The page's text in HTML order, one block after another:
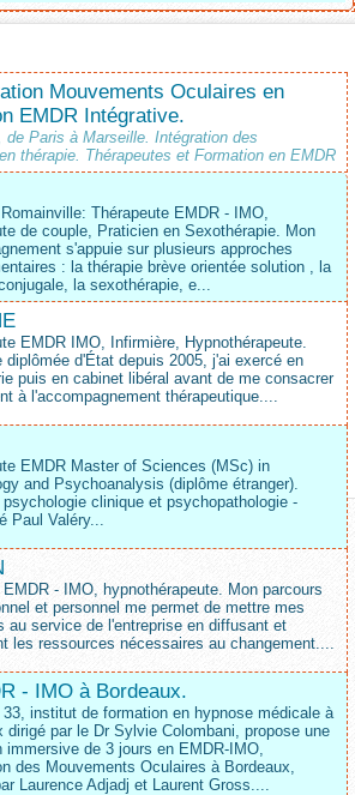
Mouvements Oculaires en
EMDR Intégrative.
Paris à Marseille. Intégration des
thérapie. Thérapeutes et Formation en EMDR
Thérapeute EMDR - IMO,
de couple, Praticien en Sexothérapie. Mon
s'appuie sur plusieurs approches
: la thérapie brève orientée solution , la
la sexothérapie, e...
EMDR IMO, Infirmière, Hypnothérapeute.
diplômée d'État depuis 2005, j'ai exercé en
puis en cabinet libéral avant de me consacrer
à l'accompagnement thérapeutique....
EMDR Master of Sciences (MSc) in
and Psychoanalysis (diplôme étranger).
psychologie clinique et psychopathologie -
Paul Valéry...
EMDR - IMO, hypnothérapeute. Mon parcours
et personnel me permet de mettre mes
au service de l'entreprise en diffusant et
les ressources nécessaires au changement....
- IMO à Bordeaux.
33, institut de formation en hypnose médicale à
dirigé par le Dr Sylvie Colombani, propose une
immersive de 3 jours en EMDR-IMO,
des Mouvements Oculaires à Bordeaux,
Laurence Adjadj et Laurent Gross....